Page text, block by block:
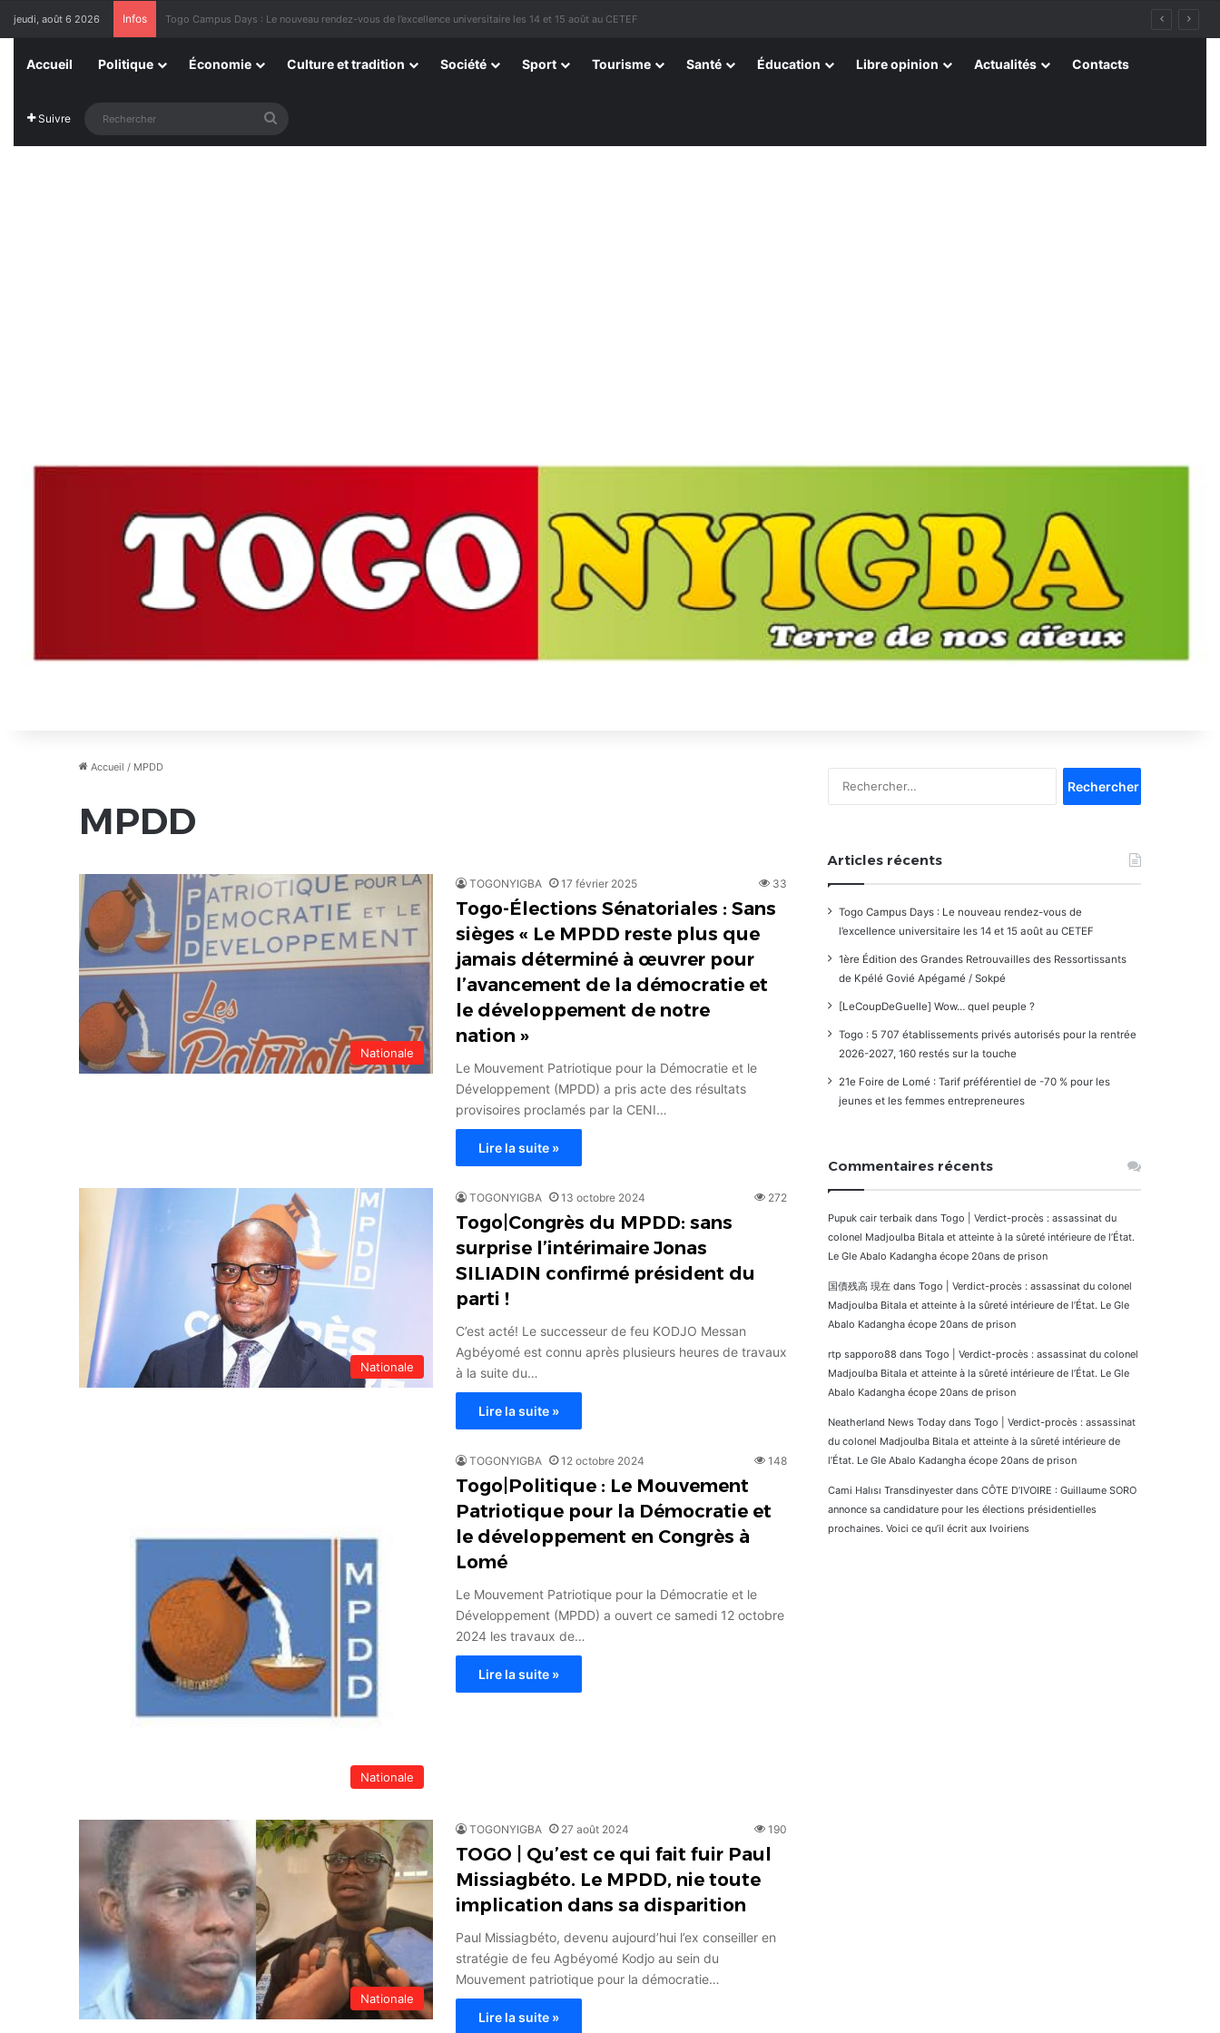
jeudi, août 6 2026 Infos 1ère Édition des Grandes Retrouvailles des Ressortissants de Kpélé Govié Apégamé / Sokpé
Accueil Politique Économie Culture et tradition Société Sport Tourisme Santé Éducation Libre opinion Actualités Contacts
Suivre
Accueil / MPDD
MPDD
Nationale
TOGONYIGBA 17 février 2025 33
Togo-Élections Sénatoriales : Sans
sièges « Le MPDD reste plus que
jamais déterminé à œuvrer pour
l’avancement de la démocratie et
le développement de notre
nation »
Le Mouvement Patriotique pour la Démocratie et le
Développement (MPDD) a pris acte des résultats
provisoires proclamés par la CENI…
Lire la suite »
Nationale
TOGONYIGBA 13 octobre 2024 272
Togo|Congrès du MPDD: sans
surprise l’intérimaire Jonas
SILIADIN confirmé président du
parti !
C’est acté! Le successeur de feu KODJO Messan
Agbéyomé est connu après plusieurs heures de travaux
à la suite du…
Lire la suite »
Nationale
TOGONYIGBA 12 octobre 2024 148
Togo|Politique : Le Mouvement
Patriotique pour la Démocratie et
le développement en Congrès à
Lomé
Le Mouvement Patriotique pour la Démocratie et le
Développement (MPDD) a ouvert ce samedi 12 octobre
2024 les travaux de…
Lire la suite »
Nationale
TOGONYIGBA 27 août 2024 190
TOGO | Qu’est ce qui fait fuir Paul
Missiagbéto. Le MPDD, nie toute
implication dans sa disparition
Paul Missiagbéto, devenu aujourd’hui l’ex conseiller en
stratégie de feu Agbéyomé Kodjo au sein du
Mouvement patriotique pour la démocratie…
Lire la suite »
Articles récents
Togo Campus Days : Le nouveau rendez-vous de
l’excellence universitaire les 14 et 15 août au CETEF
1ère Édition des Grandes Retrouvailles des Ressortissants
de Kpélé Govié Apégamé / Sokpé
[LeCoupDeGuelle] Wow… quel peuple ?
Togo : 5 707 établissements privés autorisés pour la rentrée
2026-2027, 160 restés sur la touche
21e Foire de Lomé : Tarif préférentiel de -70 % pour les
jeunes et les femmes entrepreneures
Commentaires récents
Pupuk cair terbaik dans Togo | Verdict-procès : assassinat du
colonel Madjoulba Bitala et atteinte à la sûreté intérieure de l’État.
Le Gle Abalo Kadangha écope 20ans de prison
国債残高 現在 dans Togo | Verdict-procès : assassinat du colonel
Madjoulba Bitala et atteinte à la sûreté intérieure de l’État. Le Gle
Abalo Kadangha écope 20ans de prison
rtp sapporo88 dans Togo | Verdict-procès : assassinat du colonel
Madjoulba Bitala et atteinte à la sûreté intérieure de l’État. Le Gle
Abalo Kadangha écope 20ans de prison
Neatherland News Today dans Togo | Verdict-procès : assassinat
du colonel Madjoulba Bitala et atteinte à la sûreté intérieure de
l’État. Le Gle Abalo Kadangha écope 20ans de prison
Cami Halısı Transdinyester dans CÔTE D’IVOIRE : Guillaume SORO
annonce sa candidature pour les élections présidentielles
prochaines. Voici ce qu’il écrit aux Ivoiriens